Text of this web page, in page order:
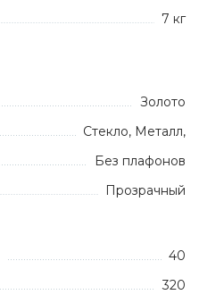
7 кг
Золото
Стекло, Металл,
Без плафонов
Прозрачный
40
320